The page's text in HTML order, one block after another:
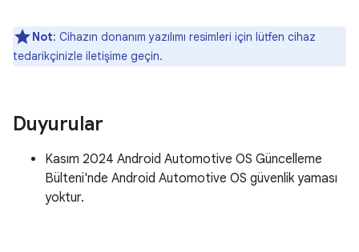
Not: Cihazın donanım yazılımı resimleri için lütfen cihaz
tedarikçinizle iletişime geçin.
Duyurular
Kasım 2024 Android Automotive OS Güncelleme
Bülteni'nde Android Automotive OS güvenlik yaması
yoktur.